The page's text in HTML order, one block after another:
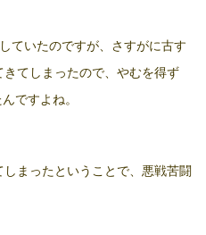
ていたのですが、さすがに古す
きてしまったので、やむを得ず
んですよね。
まったということで、悪戦苦闘